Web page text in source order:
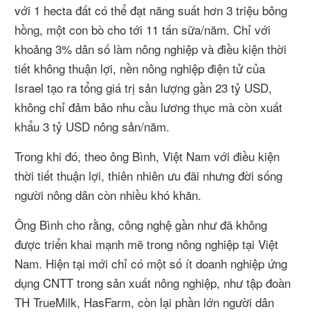
với 1 hecta đất có thể đạt năng suất hơn 3 triệu bông
hồng, một con bò cho tới 11 tấn sữa/năm. Chỉ với
khoảng 3% dân số làm nông nghiệp và điều kiện thời
tiết không thuận lợi, nền nông nghiệp điện tử của
Israel tạo ra tổng giá trị sản lượng gần 23 tỷ USD,
không chỉ đảm bảo nhu cầu lương thục mà còn xuất
khẩu 3 tỷ USD nông sản/năm.
Trong khi đó, theo ông Bình, Việt Nam với điều kiện
thời tiết thuận lợi, thiên nhiên ưu đãi nhưng đời sống
người nông dân còn nhiều khó khăn.
Ông Bình cho rằng, công nghệ gần như đã không
được triển khai mạnh mẽ trong nông nghiệp tại Việt
Nam. Hiện tại mới chỉ có một số ít doanh nghiệp ứng
dụng CNTT trong sản xuất nông nghiệp, như tập đoàn
TH TrueMilk, HasFarm, còn lại phần lớn người dân